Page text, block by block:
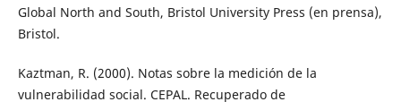
Global North and South, Bristol University Press (en prensa),
Bristol.
Kaztman, R. (2000). Notas sobre la medición de la
vulnerabilidad social. CEPAL. Recupera­do de